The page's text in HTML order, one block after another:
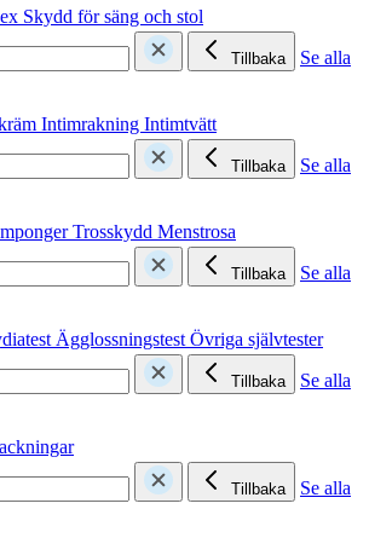
Skydd för säng och stol
Tillbaka
Se alla
Intimrakning Intimtvätt
Tillbaka
Se alla
Trosskydd Menstrosa
Tillbaka
Se alla
ÄgglossningstestÖvriga självtester
Tillbaka
Se alla
Tillbaka
Se alla